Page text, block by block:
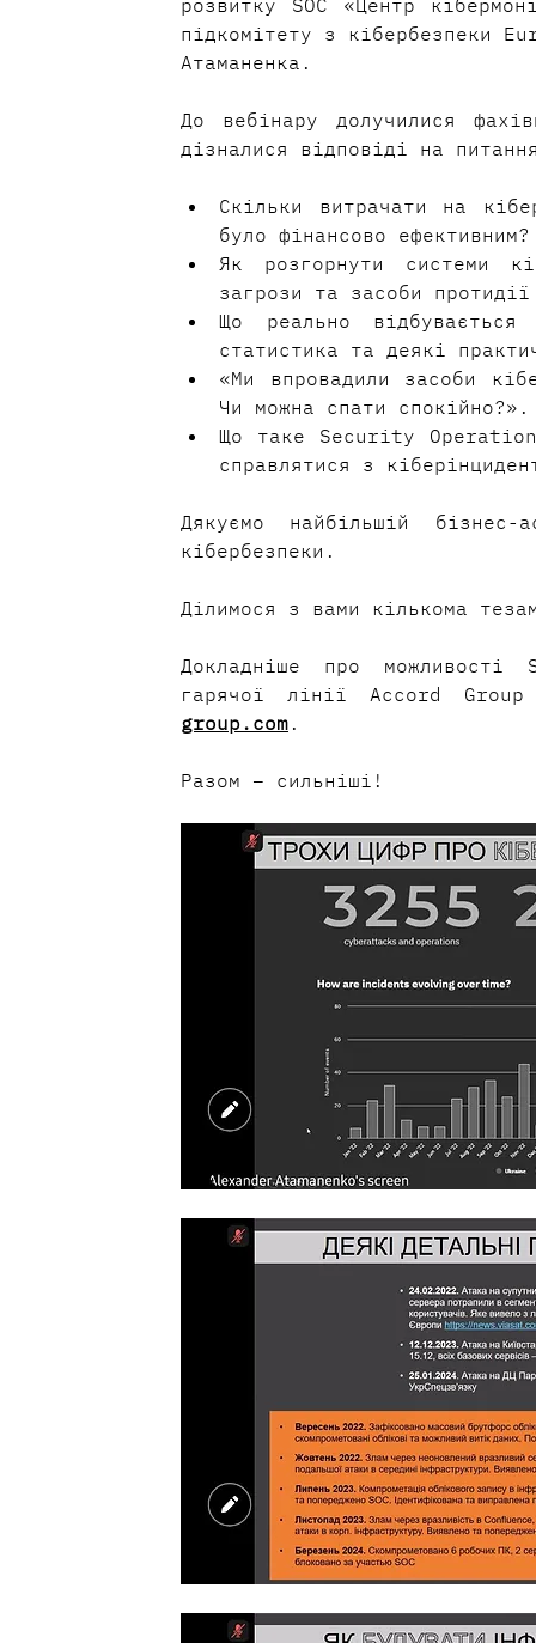
розвитку SOC «Центр
підкомітету з кібербезпеки
Атаманенка.
До вебінару долучилися
дізналися відповіді на
Скільки витрачати на
було фінансово ефективним?
Як розгорнути системи
загрози та засоби
Що реально
статистика та деякі
«Ми впровадили засоби
Чи можна спати спокійно?».
Що таке Security
справлятися з
Дякуємо найбільшій
кібербезпеки.
Ділимося з вами кількома
Докладніше про можливості
гарячої лінії Accord
group.com .
Разом – сильніші!